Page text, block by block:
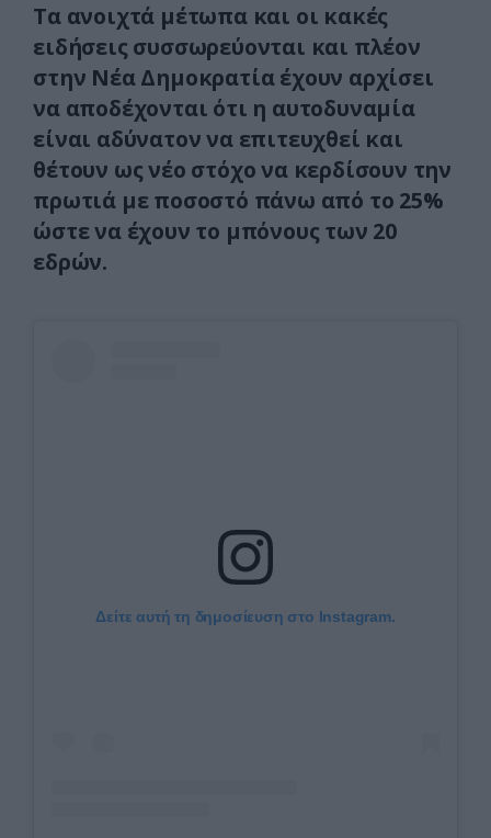
Τα ανοιχτά μέτωπα και οι κακές
ειδήσεις συσσωρεύονται και πλέον
στην Νέα Δημοκρατία έχουν αρχίσει
να αποδέχονται ότι η αυτοδυναμία
είναι αδύνατον να επιτευχθεί και
θέτουν ως νέο στόχο να κερδίσουν την
πρωτιά με ποσοστό πάνω από το 25%
ώστε να έχουν το μπόνους των 20
εδρών.
Δείτε αυτή τη δημοσίευση στο Instagram.